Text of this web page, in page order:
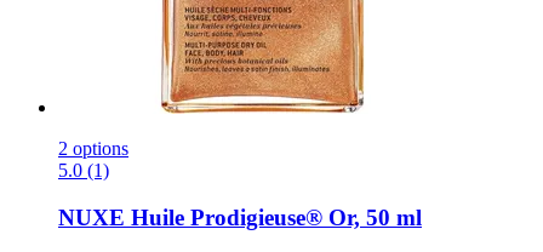
2 options
5.0 (1)
NUXE Huile Prodigieuse® Or, 50 ml